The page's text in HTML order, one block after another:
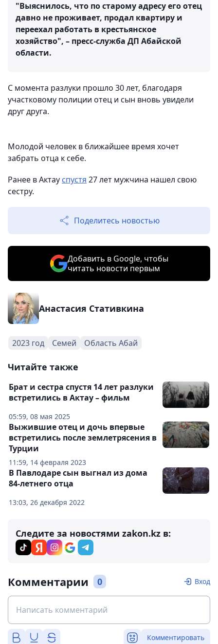
"Выяснилось, что по старому адресу его отец
давно не проживает, продал квартиру и
переехал работать в крестьянское
хозяйство", – пресс-служба ДП Абайской
области.
С момента разлуки прошло 30 лет, благодаря
участковому полиции отец и сын вновь увидели
друг друга.
Молодой человек в ближайшее время хочет
забрать отца к себе.
Ранее в Актау спустя 27 лет мужчина нашел свою
сестру.
Поделитесь новостью
Добавить в Google, чтобы
читать новости первым
Анастасия Стативкина
2023 год Семей Область Абай
Читайте также
05:59, 08 мая 2025
Брат и сестра спустя 14 лет разлуки
встретились в Актау – фильм
11:59, 14 февраля 2023
Выжившие отец и дочь впервые
встретились после землетрясения в
Турции
13:03, 26 декабря 2022
В Павлодаре сын выгнал из дома
84-летнего отца
Следите за новостями zakon.kz в:
Комментарии 0 Вход
Комментировать